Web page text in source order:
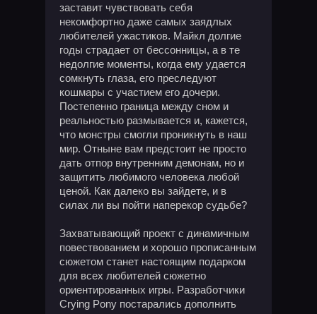
заставит чувствовать себя
некомфортно даже самых заядлых
любителей ужастиков. Майкл долгие
годы страдает от бессонницы, а в те
недолгие моменты, когда ему удается
сомкнуть глаза, его преследуют
кошмары с участием его дочери.
Постепенно граница между сном и
реальностью размывается и, кажется,
что монстры смогли проникнуть в наш
мир. Отныне вам предстоит не просто
дать отпор внутренним демонам, но и
защитить любимого человека любой
ценой. Как далеко вы зайдете, и в
силах ли вы пойти наперекор судьбе?
Захватывающий проект с динамичным
повествованием и хорошо прописанным
сюжетом станет настоящим подарком
для всех любителей сюжетно
ориентированных игры. Разработчики
Crying Pony постарались дополнить